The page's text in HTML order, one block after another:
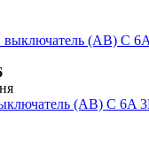
(АВ) C 6A